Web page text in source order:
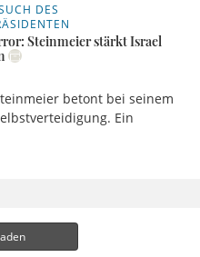
DES
Steinmeier stärkt Israel
betont bei seinem
Ein